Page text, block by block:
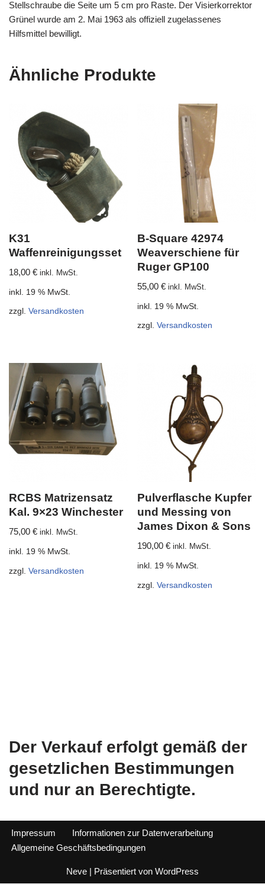
Stellschraube die Seite um 5 cm pro Raste. Der Visierkorrektor
Grünel wurde am 2. Mai 1963 als offiziell zugelassenes
Hilfsmittel bewilligt.
Ähnliche Produkte
K31
Waffenreinigungsset
18,00 € inkl. MwSt.
inkl. 19 % MwSt.
zzgl. Versandkosten
B-Square 42974
Weaverschiene für
Ruger GP100
55,00€ inkl. MwSt.
inkl. 19 % MwSt.
zzgl.Versandkosten
RCBS Matrizensatz
Kal. 9×23 Winchester
75,00 € inkl. MwSt.
inkl. 19 % MwSt.
zzgl. Versandkosten
Pulverflasche Kupfer
und Messing von
James Dixon & Sons
190,00€ inkl. MwSt.
inkl. 19 % MwSt.
zzgl.Versandkosten
Der Verkauf erfolgt gemäß der
gesetzlichen Bestimmungen
und nur an Berechtigte.
Impressum
Informationen zur Datenverarbeitung
Allgemeine Geschäftsbedingungen
Neve | Präsentiert von WordPress